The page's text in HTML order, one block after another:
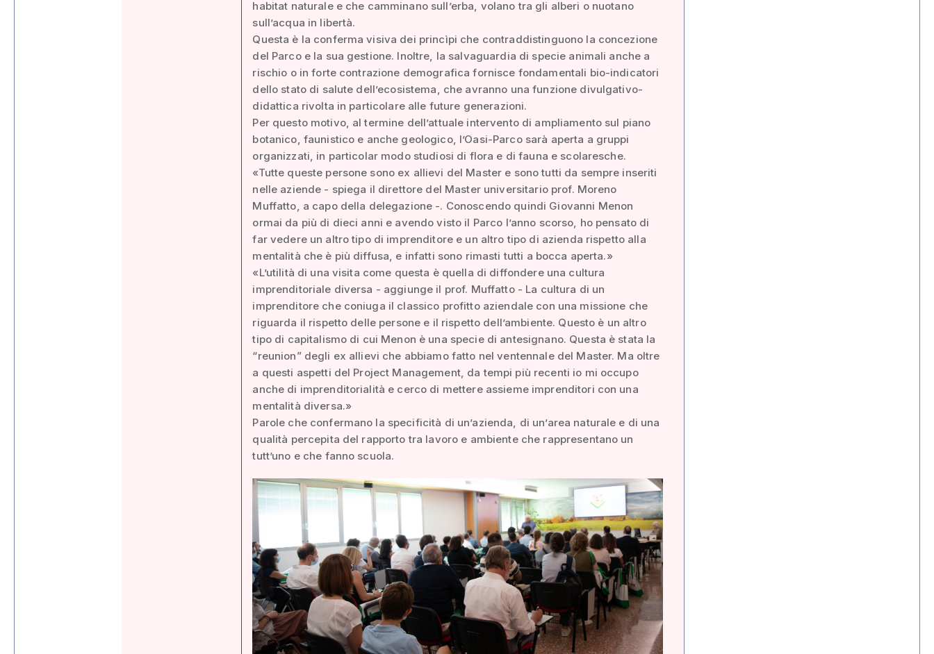
habitat naturale e che camminano sull’erba, volano tra gli alberi o nuotano
sull’acqua in libertà.
Questa è la conferma visiva dei princìpi che contraddistinguono la concezione
del Parco e la sua gestione. Inoltre, la salvaguardia di specie animali anche a
rischio o in forte contrazione demografica fornisce fondamentali bio-indicatori
dello stato di salute dell’ecosistema, che avranno una funzione divulgativo-
didattica rivolta in particolare alle future generazioni.
Per questo motivo, al termine dell’attuale intervento di ampliamento sul piano
botanico, faunistico e anche geologico, l’Oasi-Parco sarà aperta a gruppi
organizzati, in particolar modo studiosi di flora e di fauna e scolaresche.
«Tutte queste persone sono ex allievi del Master e sono tutti da sempre inseriti
nelle aziende - spiega il direttore del Master universitario prof. Moreno
Muffatto, a capo della delegazione -. Conoscendo quindi Giovanni Menon
ormai da più di dieci anni e avendo visto il Parco l’anno scorso, ho pensato di
far vedere un altro tipo di imprenditore e un altro tipo di azienda rispetto alla
mentalità che è più diffusa, e infatti sono rimasti tutti a bocca aperta.»
«L’utilità di una visita come questa è quella di diffondere una cultura
imprenditoriale diversa - aggiunge il prof. Muffatto - La cultura di un
imprenditore che coniuga il classico profitto aziendale con una missione che
riguarda il rispetto delle persone e il rispetto dell’ambiente. Questo è un altro
tipo di capitalismo di cui Menon è una specie di antesignano. Questa è stata la
“reunion” degli ex allievi che abbiamo fatto nel ventennale del Master. Ma oltre
a questi aspetti del Project Management, da tempi più recenti io mi occupo
anche di imprenditorialità e cerco di mettere assieme imprenditori con una
mentalità diversa.»
Parole che confermano la specificità di un’azienda, di un’area naturale e di una
qualità percepita del rapporto tra lavoro e ambiente che rappresentano un
tutt’uno e che fanno scuola.